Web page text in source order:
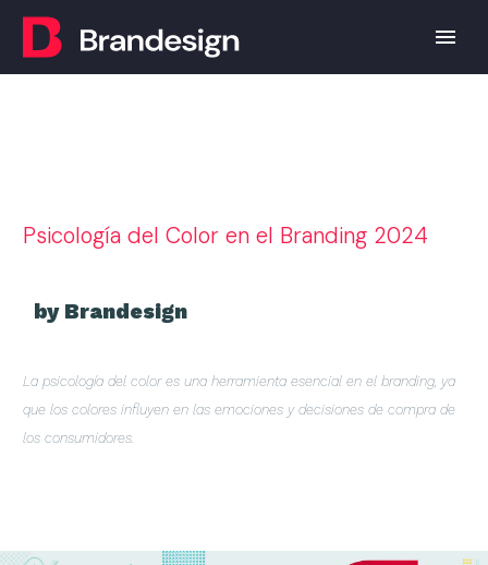
Psicología del Color en el Branding 2024
by Brandesign
La psicología del color es una herramienta esencial en el branding, ya
que los colores influyen en las emociones y decisiones de compra de
los consumidores.